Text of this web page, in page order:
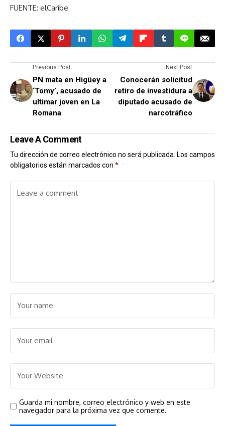
FUENTE: elCaribe
Previous Post
PN mata en Higüey a
‘Tomy’, acusado de
ultimar joven en La
Romana
Next Post
Conocerán solicitud
retiro de investidura a
diputado acusado de
narcotráfico
Leave A Comment
Tu dirección de correo electrónico no será publicada. Los campos
obligatorios están marcados con *
Guarda mi nombre, correo electrónico y web en este
navegador para la próxima vez que comente.